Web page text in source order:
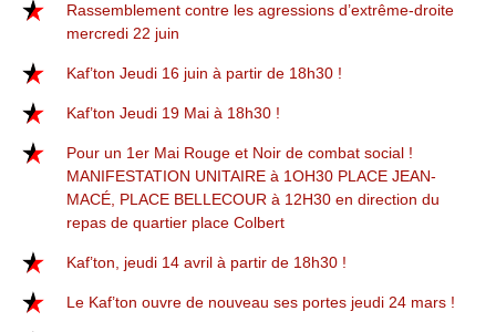
Rassemblement contre les agressions d’extrême-droite
mercredi 22 juin
Kaf’ton Jeudi 16 juin à partir de 18h30 !
Kaf’ton Jeudi 19 Mai à 18h30 !
Pour un 1er Mai Rouge et Noir de combat social !
MANIFESTATION UNITAIRE à 1OH30 PLACE JEAN-
MACÉ, PLACE BELLECOUR à 12H30 en direction du
repas de quartier place Colbert
Kaf’ton, jeudi 14 avril à partir de 18h30 !
Le Kaf’ton ouvre de nouveau ses portes jeudi 24 mars !